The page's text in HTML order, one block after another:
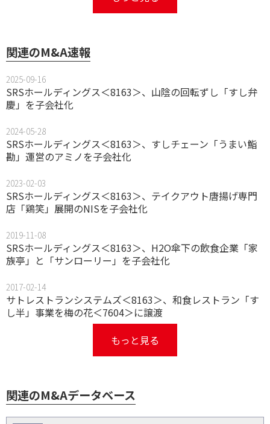
関連のM&A速報
2025-09-16
SRSホールディングス＜8163＞、山陰の回転ずし「すし弁
慶」を子会社化
2024-05-28
SRSホールディングス＜8163＞、すしチェーン「うまい鮨
勘」運営のアミノを子会社化
2023-02-03
SRSホールディングス＜8163＞、テイクアウト唐揚げ専門
店「鶏笑」展開のNISを子会社化
2019-11-08
SRSホールディングス＜8163＞、H2O傘下の飲食企業「家
族亭」と「サンローリー」を子会社化
2017-02-14
サトレストランシステムズ＜8163＞、和食レストラン「す
し半」事業を梅の花＜7604＞に譲渡
もっと見る
関連のM&Aデータベース